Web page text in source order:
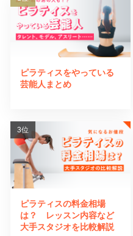
ピラティスをやっている
芸能人まとめ
ピラティスの料金相場
は？ レッスン内容など
大手スタジオを比較解説